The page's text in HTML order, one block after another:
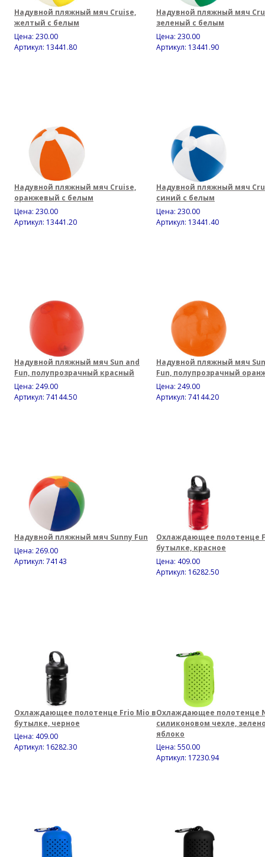
Надувной пляжный мяч Cruise,
желтый с белым
Цена: 230.00
Артикул: 13441.80
Надувной пляжный мяч
зеленый с белым
Цена: 230.00
Артикул: 13441.90
Надувной пляжный мяч Cruise,
оранжевый с белым
Цена: 230.00
Артикул: 13441.20
Надувной пляжный мяч
синий с белым
Цена: 230.00
Артикул: 13441.40
Надувной пляжный мяч Sun and
Fun, полупрозрачный красный
Цена: 249.00
Артикул: 74144.50
Надувной пляжный мяч
Fun, полупрозрачный
Цена: 249.00
Артикул: 74144.20
Надувной пляжный мяч Sunny Fun
Цена: 269.00
Артикул: 74143
Охлаждающее полотенце
бутылке, красное
Цена: 409.00
Артикул: 16282.50
Охлаждающее полотенце Frio Mio в
бутылке, черное
Цена: 409.00
Артикул: 16282.30
Охлаждающее полотенце
силиконовом чехле,
яблоко
Цена: 550.00
Артикул: 17230.94